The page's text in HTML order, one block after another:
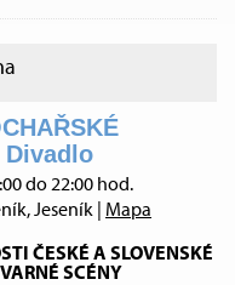
Divadlo
do 22:00 hod.
Jeseník | Mapa
ČESKÉ A SLOVENSKÉ
SCÉNY